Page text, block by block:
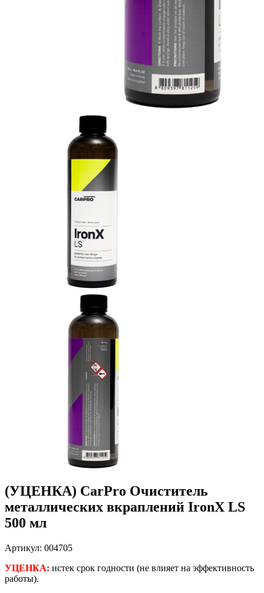
(УЦЕНКА) CarPro Очиститель
металлических вкраплений IronX LS
500 мл
Артикул: 004705
УЦЕНКА: истек срок годности (не влияет на эффективность
работы).